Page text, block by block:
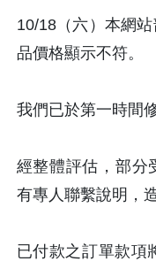
10/18（六）本網
品價格顯示不符。
我們已於第一時間
經整體評估，部分
有專人聯繫說明，
已付款之訂單款項